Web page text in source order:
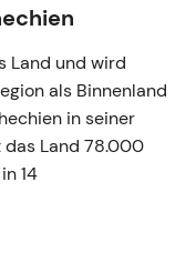
Land und wird
als Binnenland
in seiner
das Land 78.000
14